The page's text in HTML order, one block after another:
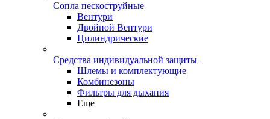
Сопла пескоструйные
Вентури
Двойной Вентури
Цилиндрические
Средства индивидуальной защиты
Шлемы и комплектующие
Комбинезоны
Фильтры для дыхания
Еще